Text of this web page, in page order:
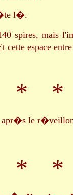
l�.
spires, mais
cette espace
*
le r�veillon
*